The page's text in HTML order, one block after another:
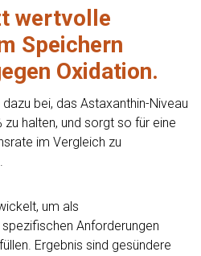
wertvolle
Speichern
Oxidation.
bei, das Astaxanthin-Niveau
halten, und sorgt so für eine
im Vergleich zu
um als
Anforderungen
Ergebnis sind gesündere